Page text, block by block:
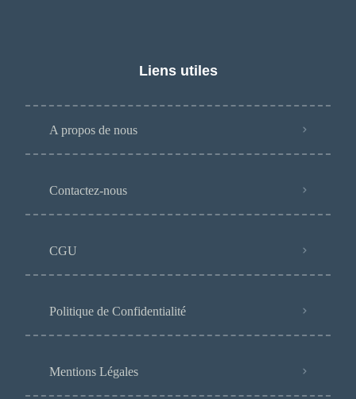
Liens utiles
A propos de nous
Contactez-nous
CGU
Politique de Confidentialité
Mentions Légales